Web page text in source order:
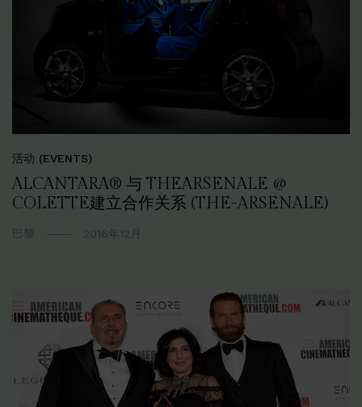
活动 (EVENTS)
ALCANTARA® 与 THEARSENALE @
COLETTE建立合作关系 (THE-ARSENALE)
巴黎 2016年12月